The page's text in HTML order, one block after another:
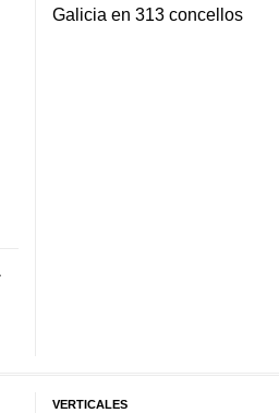
Galicia en 313 concellos
VERTICALES